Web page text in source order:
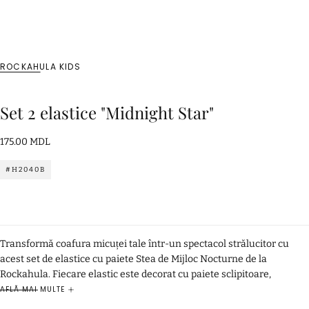
ROCKAHULA KIDS
Set 2 elastice "Midnight Star"
175.00
Preț
175.00 MDL
#H2040B
Transformă coafura micuței tale într-un spectacol strălucitor cu
acest set de elastice cu paiete Stea de Mijloc Nocturne de la
Rockahula. Fiecare elastic este decorat cu paiete sclipitoare,
aducând un strop de magie și eleganță în fiecare coadă de cal sau
AFLĂ MAI MULTE